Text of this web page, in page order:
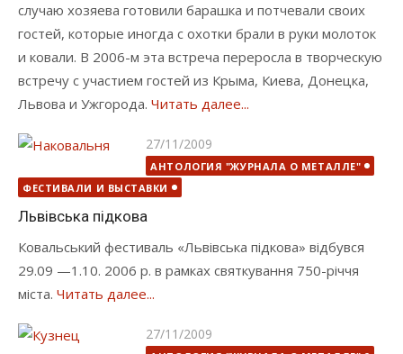
случаю хозяева готовили барашка и потчевали своих
гостей, которые иногда с охотки брали в руки молоток
и ковали. В 2006-м эта встреча переросла в творческую
встречу с участием гостей из Крыма, Киева, Донецка,
Львова и Ужгорода. Читать далее...
Опубликовано
27/11/2009
АНТОЛОГИЯ "ЖУРНАЛА О МЕТАЛЛЕ"
ФЕСТИВАЛИ И ВЫСТАВКИ
Львівська підкова
Ковальський фестиваль «Львівська підкова» відбувся
29.09 —1.10. 2006 р. в рамках святкування 750-річчя
міста. Читать далее...
Опубликовано
27/11/2009